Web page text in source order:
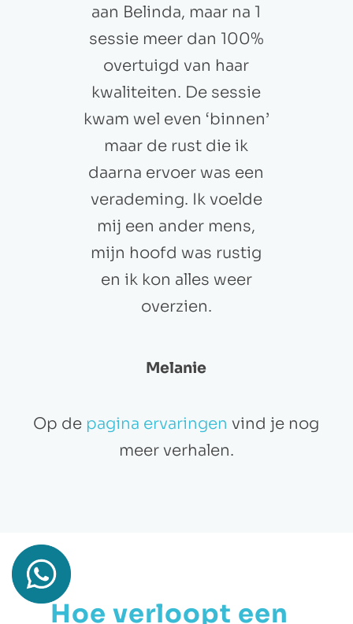
aan Belinda, maar na 1
sessie meer dan 100%
overtuigd van haar
kwaliteiten. De sessie
kwam wel even ‘binnen’
maar de rust die ik
daarna ervoer was een
verademing. Ik voelde
mij een ander mens,
mijn hoofd was rustig
en ik kon alles weer
overzien.
Melanie
Op de pagina ervaringen vind je nog
meer verhalen.
Hoe verloopt een